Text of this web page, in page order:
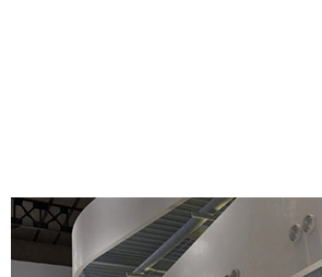
Share